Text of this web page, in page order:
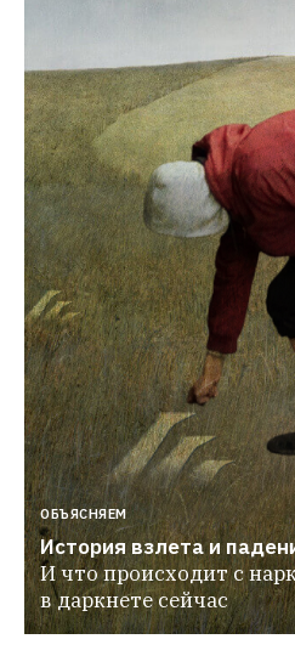
ОБЪЯСНЯЕМ
История взлета и
И что происходит с
в даркнете сейчас